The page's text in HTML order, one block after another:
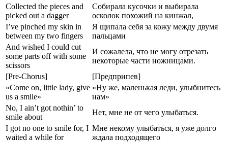
Collected the pieces and
picked out a dagger
Собирала кусочки и выбирала
осколок похожий на кинжал,
I’ve pinched my skin in
between my two fingers
Я щипала себя за кожу между двумя
пальцами
And wished I could cut
some parts off with some
scissors
И сожалела, что не могу отрезать
некоторые части ножницами.
[Pre-Chorus]
[Предприпев]
«Come on, little lady, give
us a smile»
«Ну же, маленькая леди, улыбнитесь
нам»
No, I ain’t got nothin’ to
smile about
Нет, мне не от чего улыбаться.
I got no one to smile for, I
waited a while for
Мне некому улыбаться, я уже долго
ждала подходящего